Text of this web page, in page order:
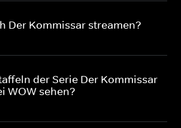
Der Kommissar streamen?
der Serie Der Kommissar
WOW sehen?